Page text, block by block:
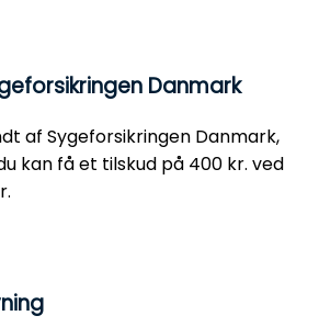
Danmark
af Sygeforsikringen Danmark,
kan få et tilskud på 400 kr. ved